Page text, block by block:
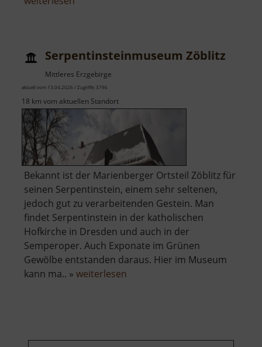
Serpentinsteinmuseum Zöblitz
Mittleres Erzgebirge
aktuell vom 13.04.2026 / Zugriffe: 3796
18 km vom aktuellen Standort
Bekannt ist der Marienberger Ortsteil Zöblitz für
seinen Serpentinstein, einem sehr seltenen,
jedoch gut zu verarbeitenden Gestein. Man
findet Serpentinstein in der katholischen
Hofkirche in Dresden und auch in der
Semperoper. Auch Exponate im Grünen
Gewölbe entstanden daraus. Hier im Museum
kann ma.. » weiterlesen